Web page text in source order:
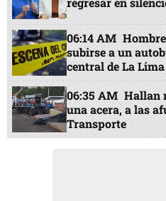
06:14 AM
subirse a un
central de La Lima
06:35 AM Hallan
una acera, a las
Transporte